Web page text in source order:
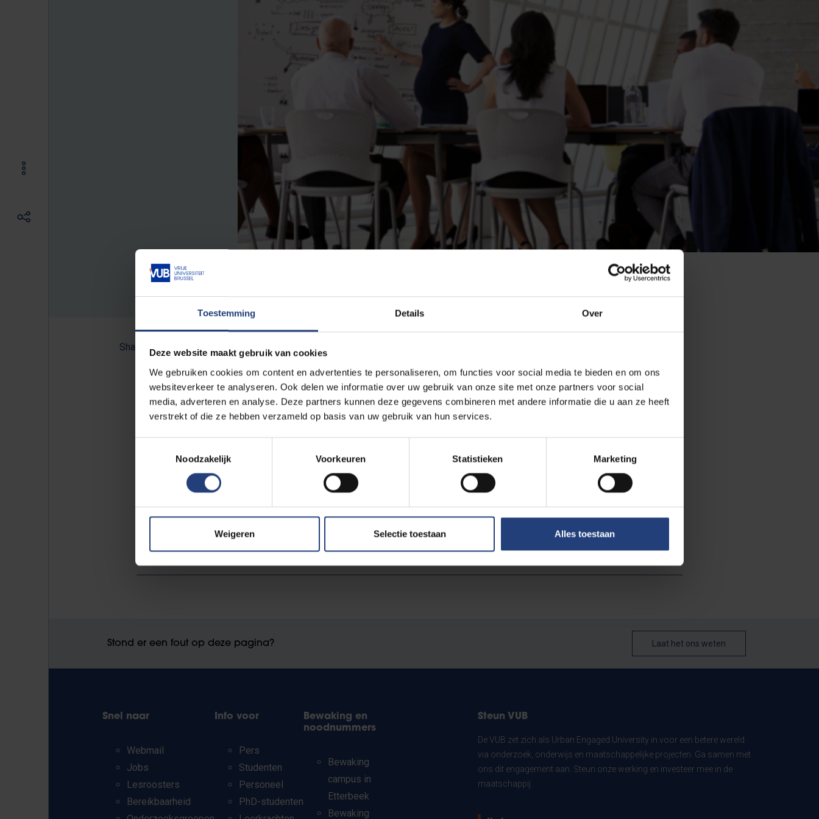
Toestemming Details Over
Deze website maakt gebruik van cookies
We gebruiken cookies om content en advertenties te personaliseren, om functies voor social media te bieden en om ons
websiteverkeer te analyseren. Ook delen we informatie over uw gebruik van onze site met onze partners voor social
media, adverteren en analyse. Deze partners kunnen deze gegevens combineren met andere informatie die u aan ze heeft
verstrekt of die ze hebben verzameld op basis van uw gebruik van hun services.
Noodzakelijk
Voorkeuren Statistieken Marketing
Weigeren Selectie toestaan Alles toestaan
Share:
Lees ook op VUB Today:
Lees meer over: Maatschappij en engagement
Stond er een fout op deze pagina? Laat het ons weten
Snel naar
Webmail
Jobs
Lesroosters
Bereikbaarheid
Info voor
Pers
Studenten
Personeel
PhD-studenten
Bewaking en
noodnummers
Bewaking
campus in
Etterbeek
Bewaking
Steun VUB
De VUB zet zich als Urban Engaged University in voor een betere wereld
via onderzoek, onderwijs en maatschappelijke projecten. Ga samen met
ons dit engagement aan. Steun onze werking en investeer mee in de
maatschappij.